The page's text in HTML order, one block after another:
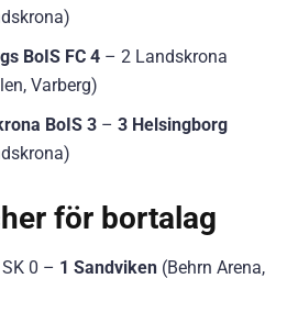
BoIS FC 4 – 2 Landskrona
Varberg)
BoIS 3 – 3 Helsingborg
för bortalag
0 – 1 Sandviken (Behrn Arena,